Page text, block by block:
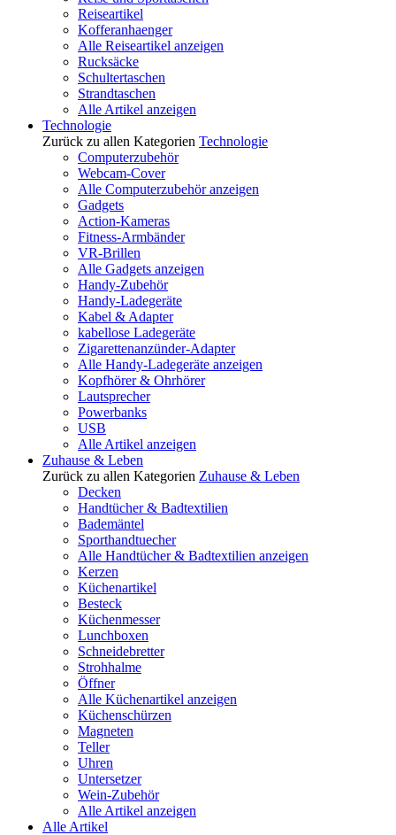
Reiseartikel
Kofferanhaenger
Alle Reiseartikel anzeigen
Rucksäcke
Schultertaschen
Strandtaschen
Alle Artikel anzeigen
Technologie
Zurück zu allen Kategorien Technologie
Computerzubehör
Webcam-Cover
Alle Computerzubehör anzeigen
Gadgets
Action-Kameras
Fitness-Armbänder
VR-Brillen
Alle Gadgets anzeigen
Handy-Zubehör
Handy-Ladegeräte
Kabel & Adapter
kabellose Ladegeräte
Zigarettenanzünder-Adapter
Alle Handy-Ladegeräte anzeigen
Kopfhörer & Ohrhörer
Lautsprecher
Powerbanks
USB
Alle Artikel anzeigen
Zuhause & Leben
Zurück zu allen Kategorien Zuhause & Leben
Decken
Handtücher & Badtextilien
Bademäntel
Sporthandtuecher
Alle Handtücher & Badtextilien anzeigen
Kerzen
Küchenartikel
Besteck
Küchenmesser
Lunchboxen
Schneidebretter
Strohhalme
Öffner
Alle Küchenartikel anzeigen
Küchenschürzen
Magneten
Teller
Uhren
Untersetzer
Wein-Zubehör
Alle Artikel anzeigen
Alle Artikel